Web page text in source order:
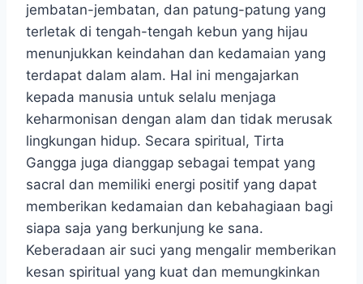
jembatan-jembatan, dan patung-patung yang
terletak di tengah-tengah kebun yang hijau
menunjukkan keindahan dan kedamaian yang
terdapat dalam alam. Hal ini mengajarkan
kepada manusia untuk selalu menjaga
keharmonisan dengan alam dan tidak merusak
lingkungan hidup. Secara spiritual, Tirta
Gangga juga dianggap sebagai tempat yang
sacral dan memiliki energi positif yang dapat
memberikan kedamaian dan kebahagiaan bagi
siapa saja yang berkunjung ke sana.
Keberadaan air suci yang mengalir memberikan
kesan spiritual yang kuat dan memungkinkan